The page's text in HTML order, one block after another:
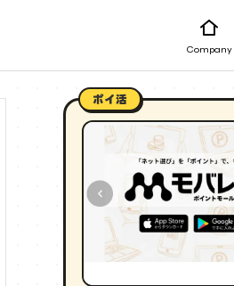
Company
ポイ活